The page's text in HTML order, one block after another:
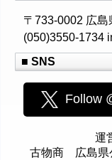
〒733-0002 広島
(050)3550-1734
■ SNS
Follow
運
古物商 広島県